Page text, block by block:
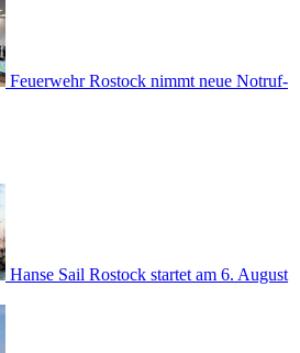
Feuerwehr Rostock nimmt neue Notruf-
Hanse Sail Rostock startet am 6. August